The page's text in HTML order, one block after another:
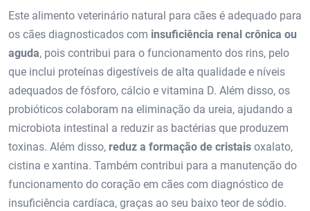
Este alimento veterinário natural para cães é adequado para
os cães diagnosticados com insuficiência renal crônica ou
aguda, pois contribui para o funcionamento dos rins, pelo
que inclui proteínas digestíveis de alta qualidade e níveis
adequados de fósforo, cálcio e vitamina D. Além disso, os
probióticos colaboram na eliminação da ureia, ajudando a
microbiota intestinal a reduzir as bactérias que produzem
toxinas. Além disso, reduz a formação de cristais oxalato,
cistina e xantina. Também contribui para a manutenção do
funcionamento do coração em cães com diagnóstico de
insuficiência cardíaca, graças ao seu baixo teor de sódio.